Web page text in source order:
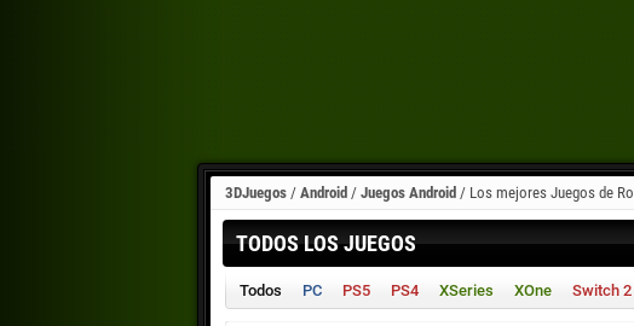
3DJuegos / Android / Juegos Android / Los mejores Juegos de
TODOS LOS JUEGOS
Todos PC PS5 PS4 XSeries XOne Switch 2